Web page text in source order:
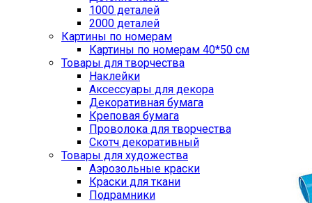
1000 деталей
2000 деталей
Картины по номерам
Картины по номерам 40*50 см
Товары для творчества
Наклейки
Аксессуары для декора
Декоративная бумага
Креповая бумага
Проволока для творчества
Скотч декоративный
Товары для художества
Аэрозольные краски
Краски для ткани
Подрамники